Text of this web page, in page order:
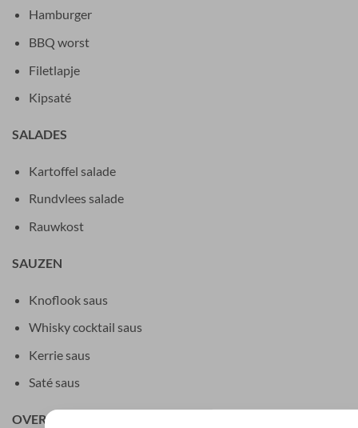
Hamburger
BBQ worst
Filetlapje
Kipsaté
SALADES
Kartoffel salade
Rundvlees salade
Rauwkost
SAUZEN
Knoflook saus
Whisky cocktail saus
Kerrie saus
Saté saus
OVERIGE